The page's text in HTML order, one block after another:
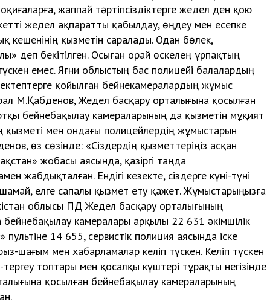
жаппай тәртіпсіздіктерге жедел ден қою
жедел ақпаратты қабылдау, өңдеу мен есепке
қызметін саралады. Одан бөлек,
деп бекітілген. Осыған орай өскелең ұрпақтың
түскен емес. Яғни облыстың бас полицейі балалардың
қойылған бейнекамералардың жұмыс
М.Қабденов, Жедел басқару орталығына қосылған
бейнебақылау камераларының да қызметін мұқият
мен ондағы полицейлердің жұмыстарын
өз сөзінде: «Сіздердің қызметтеріңіз асқан
жобасы аясында, қазіргі таңда
жабдықталған. Ендігі кезекте, сіздерге күні-түні
елге сапалы қызмет ету қажет. Жұмыстарыңызға
облысы ПД Жедел басқару орталығының
камералары арқылы 22 631 әкімшілік
14 655, сервистік полиция аясында іске
шағым мен хабарламалар келіп түскен. Келіп түскен
топтары мен қосалқы күштері тұрақты негізінде
қосылған бейнебақылау камераларының